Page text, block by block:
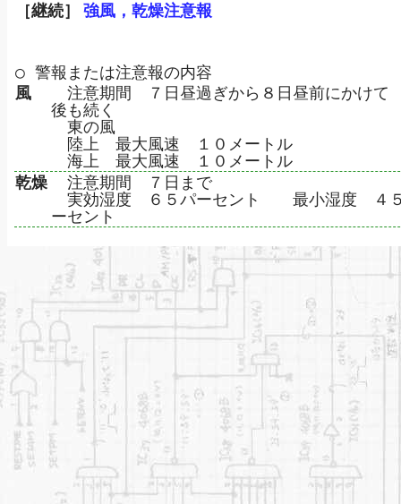
［継続］ 強風，乾燥注意報
○ 警報または注意報の内容
風
注意期間 ７日昼過ぎから８日昼前にかけ
後も続く
東の風
陸上 最大風速 １０メートル
海上 最大風速 １０メートル
乾燥
注意期間 ７日まで
実効湿度 ６５パーセント 最小湿度 ４
ーセント